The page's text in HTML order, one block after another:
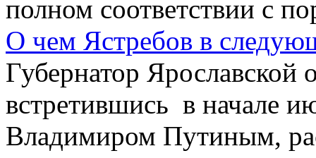
полном соответствии с
О чем Ястребов в
Губернатор Ярославской
встретившись в начале
Владимиром Путиным,